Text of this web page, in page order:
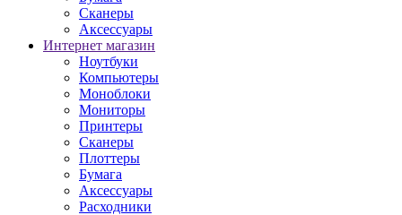
Сканеры
Аксессуары
Интернет магазин
Ноутбуки
Компьютеры
Моноблоки
Мониторы
Принтеры
Сканеры
Плоттеры
Бумага
Аксессуары
Расходники